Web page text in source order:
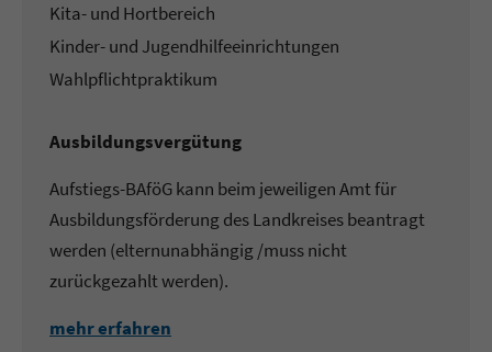
Kita- und Hortbereich
Kinder- und Jugendhilfeeinrichtungen
Wahlpflichtpraktikum
Ausbildungsvergütung
Aufstiegs-BAföG kann beim jeweiligen Amt für
Ausbildungsförderung des Landkreises beantragt
werden (elternunabhängig /muss nicht
zurückgezahlt werden).
mehr erfahren